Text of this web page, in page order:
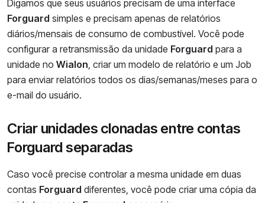
Digamos que seus usuários precisam de uma interface
Forguard simples e precisam apenas de relatórios
diários/mensais de consumo de combustível. Você pode
configurar a retransmissão da unidade Forguard para a
unidade no Wialon , criar um modelo de relatório e um Job
para enviar relatórios todos os dias/semanas/meses para o
e-mail do usuário.
Criar unidades clonadas entre contas
Forguard separadas
Caso você precise controlar a mesma unidade em duas
contas Forguard diferentes, você pode criar uma cópia da